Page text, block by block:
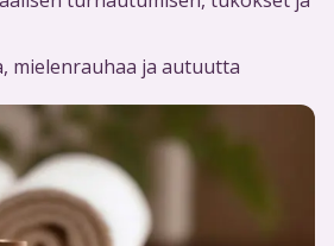
mielenrauhaa ja autuutta